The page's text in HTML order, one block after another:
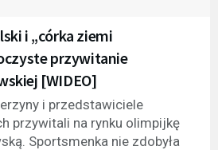
i „córka ziemi
przywitanie
[WIDEO]
i przedstawiciele
przywitali na rynku olimpijkę
Sportsmenka nie zdobyła